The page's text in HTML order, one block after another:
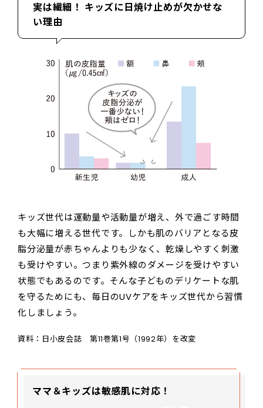
実は繊細！ キッズに日焼け止めが欠かせな
い理由
キッズ世代は運動量や活動量が増え、外で過ごす時間
も大幅に増える世代です。しかも肌のバリアとなる皮
脂分泌量が赤ちゃんよりも少なく、乾燥しやすく刺激
も受けやすい。つまり紫外線のダメージを受けやすい
状態でもあるのです。そんな子どものデリケートな肌
を守るためにも、毎日のUVケアをキッズ世代から習慣
化しましょう。
資料：日小皮会誌 第11巻第1号（1992年）を改変
ママ＆キッズは敏感肌に対応！